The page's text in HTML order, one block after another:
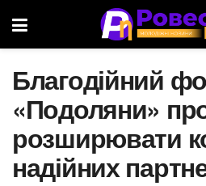
Благодійний
«Подоляни»
розширювати
надійних